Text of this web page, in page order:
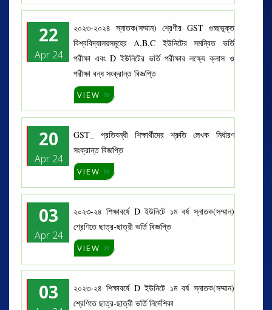
22
Apr 24
২০২৩-২০২৪ স্নাতক(সম্মান) শ্রেণীর GST গুচ্ছভূক্ত
বিশ্ববিদ্যালয়সমূহের A,B,C ইউনিটের সমন্বিত ভর্তি
পরীক্ষা এবং D ইউনিটের ভর্তি পরীক্ষার লক্ষ্যে ক্লাস ও
পরীক্ষা বন্ধ সংক্রান্ত বিজ্ঞপ্তি
VIEW
20
Apr 24
GST_ প্রতিবন্ধী শিক্ষার্থীদের শ্রুতি লেখক নির্ধারণ
সংক্রান্ত বিজ্ঞপ্তি
VIEW
03
Apr 24
২০২৩-২৪ শিক্ষাবর্ষে D ইউনিটে ১ম বর্ষ স্নাতক(সম্মান)
শ্রেণিতে ছাত্র-ছাত্রী ভর্তি বিজ্ঞপ্তি
VIEW
03
২০২৩-২৪ শিক্ষাবর্ষে D ইউনিটে ১ম বর্ষ স্নাতক(সম্মান)
শ্রেণিতে ছাত্র-ছাত্রী ভর্তি নির্দেশিকা